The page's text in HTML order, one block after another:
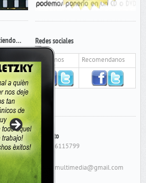
Redes sociales
Seguinos Recomendanos
Contacto
Cel: 156115799
cygnusmultimedia@gmail.com